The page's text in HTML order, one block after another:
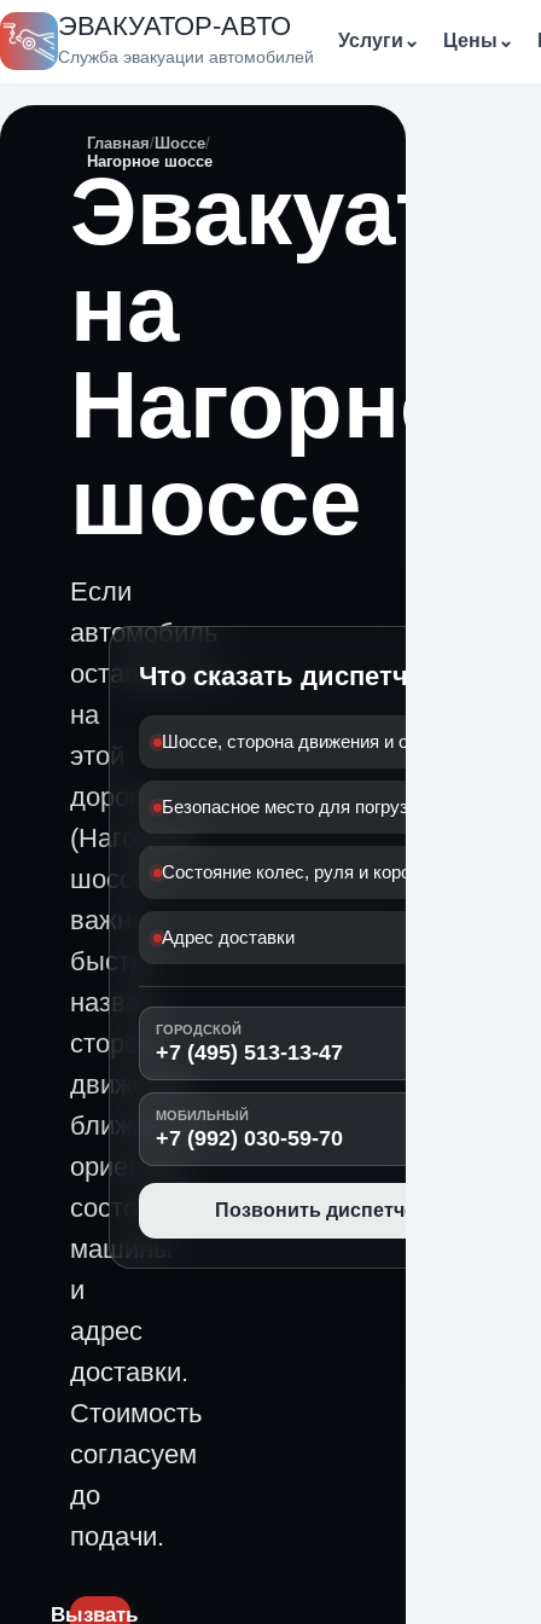
ЭВАКУАТОР-АВТО
Служба эвакуации автомобилей
Услуги ⌄ Цены ⌄
Главная Шоссе
Нагорное шоссе
на
Нагорное
шоссе
Если
автомобиль
остановился
на
этой
дороге
(Нагорное
шоссе),
важно
быстро
назвать
сторону
движения,
ближайший
ориентир,
состояние
машины
и
адрес
доставки.
Стоимость
согласуем
до
подачи.
Вызвать
Что сказать диспетчеру
Шоссе, сторона движения и ориентир
Безопасное место для погрузки
Состояние колес, руля и коробки
Адрес доставки
ГОРОДСКОЙ
+7 (495) 513-13-47
МОБИЛЬНЫЙ
+7 (992) 030-59-70
Позвонить диспетчеру